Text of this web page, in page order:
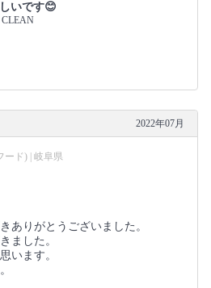
いです😊
CLEAN
2022年07月
ード) | 岐阜県
ありがとうございました。
ました。
います。